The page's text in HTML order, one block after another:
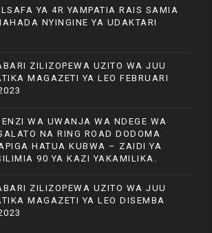
YA 4R YAMPATIA RAIS SAMIA
NYINGINE YA UDAKTARI
ZILIZOPEWA UZITO WA JUU
MAGAZETI YA LEO FEBRUARI
WA UWANJA WA NDEGE WA
NA RING ROAD DODOMA
HATUA KUBWA – ZAIDI YA
90 YA KAZI YAKAMILIKA.
ZILIZOPEWA UZITO WA JUU
MAGAZETI YA LEO DISEMBA